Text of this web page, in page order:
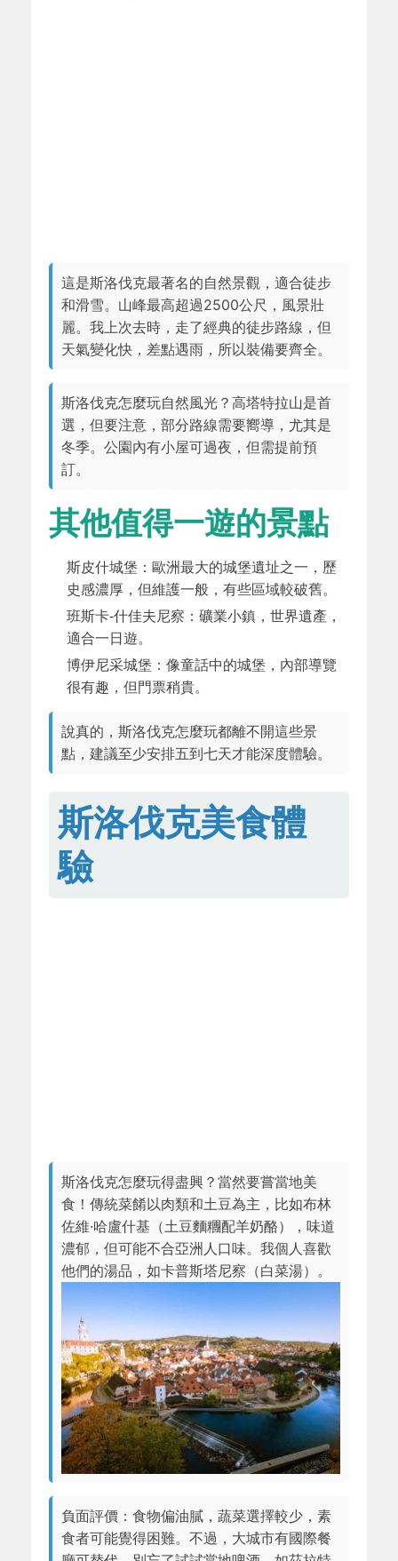
這是斯洛伐克最著名的自然景觀，適合徒步
和滑雪。山峰最高超過2500公尺，風景壯
麗。我上次去時，走了經典的徒步路線，但
天氣變化快，差點遇雨，所以裝備要齊全。
斯洛伐克怎麼玩自然風光？高塔特拉山是首
選，但要注意，部分路線需要嚮導，尤其是
冬季。公園內有小屋可過夜，但需提前預
訂。
其他值得一遊的景點
斯皮什城堡：歐洲最大的城堡遺址之一，歷
史感濃厚，但維護一般，有些區域較破舊。
班斯卡-什佳夫尼察：礦業小鎮，世界遺產，
適合一日遊。
博伊尼采城堡：像童話中的城堡，內部導覽
很有趣，但門票稍貴。
說真的，斯洛伐克怎麼玩都離不開這些景
點，建議至少安排五到七天才能深度體驗。
斯洛伐克美食體
驗
斯洛伐克怎麼玩得盡興？當然要嘗當地美
食！傳統菜餚以肉類和土豆為主，比如布林
佐維·哈盧什基（土豆麵糰配羊奶酪），味道
濃郁，但可能不合亞洲人口味。我個人喜歡
他們的湯品，如卡普斯塔尼察（白菜湯）。
負面評價：食物偏油膩，蔬菜選擇較少，素
食者可能覺得困難。不過，大城市有國際餐